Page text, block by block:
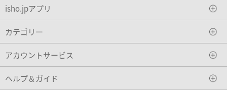
isho.jpアプリ
カテゴリー
アカウントサービス
ヘルプ＆ガイド